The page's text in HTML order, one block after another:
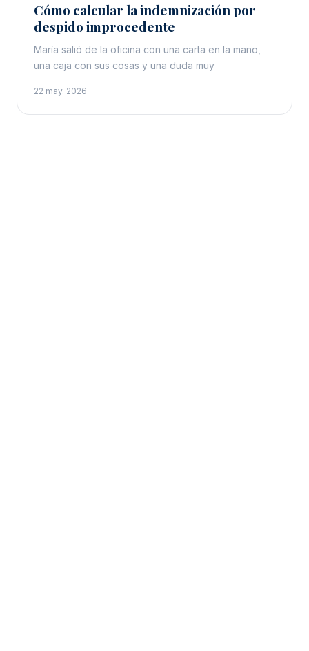
Cómo calcular la indemnización por
despido improcedente
María salió de la oficina con una carta en la mano,
una caja con sus cosas y una duda muy
22 may. 2026